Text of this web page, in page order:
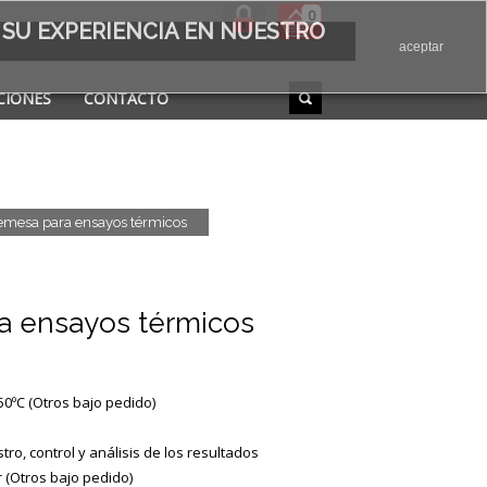
0
CONTACTO
para ensayos térmicos
ensayos térmicos
(Otros bajo pedido)
control y análisis de los resultados
(Otros bajo pedido)
EXPERIENCIA EN NUESTRO
aceptar